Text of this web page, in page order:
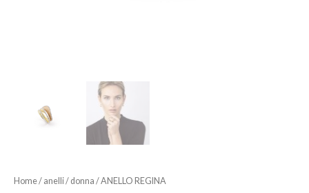
Home/ anelli/ donna / ANELLO REGINA